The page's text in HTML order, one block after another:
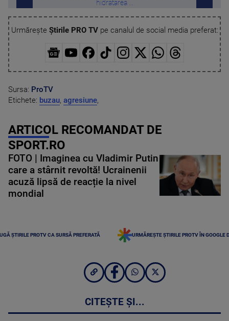
hidratarea ...
Urmărește Știrile PRO TVpe canalul de social media preferat:
Sursa: ProTV
Etichete: buzau, agresiune,
ARTICOL RECOMANDAT DE
SPORT.RO
FOTO | Imaginea cu Vladimir Putin
care a stârnit revoltă! Ucrainenii
acuză lipsă de reacție la nivel
mondial
ȘTIRILE PROTV CA SURSĂ PREFERATĂ URMĂREȘTE ȘTIRILE PROTV ÎN GOOGLE
CITEȘTE ȘI...